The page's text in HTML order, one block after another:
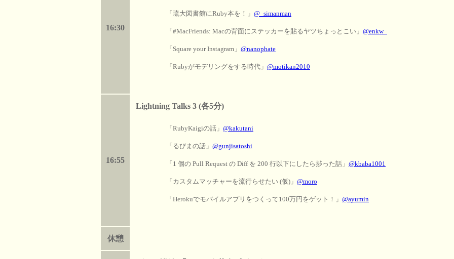
16:30
「琉大図書館にRuby本を！」 @_simanman
「#MacFriends: Macの背面にステッカーを貼るヤツちょっとこい」 @enkw_
「Square your Instagram」 @nanophate
「Rubyがモデリングをする時代」 @motikan2010
16:55
Lightning Talks 3 (各5分)
「RubyKaigiの話」 @kakutani
「るびまの話」 @gunjisatoshi
「1 個の Pull Request の Diff を 200 行以下にしたら捗った話」 @kbaba1001
「カスタムマッチャーを流行らせたい (仮)」 @moro
「Herokuでモバイルアプリをつくって100万円をゲット！」 @ayumin
休憩